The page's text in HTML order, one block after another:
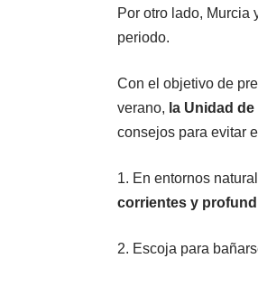
Por otro lado, Murcia
periodo.
Con el objetivo de
verano, la Unidad
consejos para evitar
1. En entornos
corrientes y
2. Escoja para